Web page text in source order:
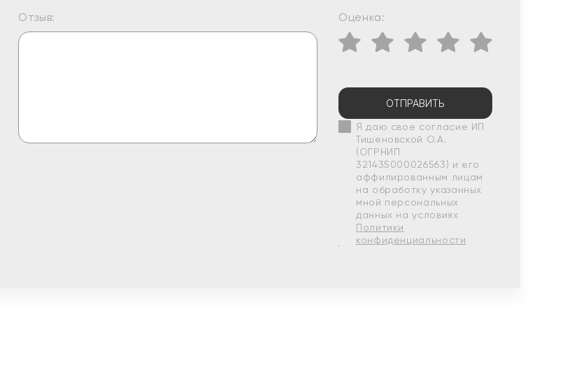
Отзыв: Оценка:
ОТПРАВИТЬ
Я даю свое согласие ИП
Тишеновской О.А.
(ОГРНИП
321435000026563) и его
аффилированным лицам
на обработку указанных
мной персональных
данных на условиях
Политики
конфиденциальности